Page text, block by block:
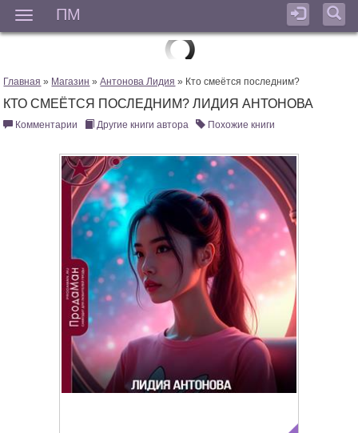
ПМ
Главная » Магазин »Антонова Лидия » Кто смеётся последним?
КТО СМЕЁТСЯ ПОСЛЕДНИМ? ЛИДИЯ АНТОНОВА
Комментарии Другие книги автора Похожие книги